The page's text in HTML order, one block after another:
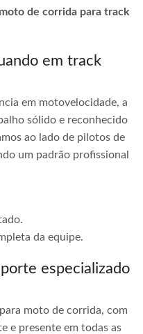
de corrida para track
em track
em motovelocidade, a
sólido e reconhecido
ao lado de pilotos de
um padrão profissional
da equipe.
especializado
moto de corrida, com
e presente em todas as